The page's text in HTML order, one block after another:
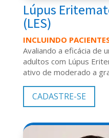
Lúpus
(LES)
INCLUINDO
Avaliando a eficácia de
adultos com Lúpus
ativo de moderado a
CADASTRE-SE